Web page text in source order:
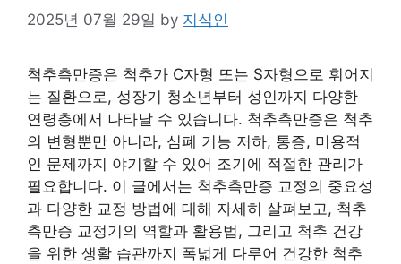
2025년 07월 29일 by 지식인
척추측만증은 척추가 C자형 또는 S자형으로 휘어지
는 질환으로, 성장기 청소년부터 성인까지 다양한
연령층에서 나타날 수 있습니다. 척추측만증은 척추
의 변형뿐만 아니라, 심폐 기능 저하, 통증, 미용적
인 문제까지 야기할 수 있어 조기에 적절한 관리가
필요합니다. 이 글에서는 척추측만증 교정의 중요성
과 다양한 교정 방법에 대해 자세히 살펴보고, 척추
측만증 교정기의 역할과 활용법, 그리고 척추 건강
을 위한 생활 습관까지 폭넓게 다루어 건강한 척추